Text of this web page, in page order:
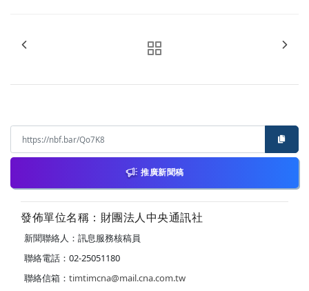
推廣新聞稿
發佈單位名稱：財團法人中央通訊社
新聞聯絡人：訊息服務核稿員
聯絡電話：02-25051180
聯絡信箱： timtimcna@mail.cna.com.tw